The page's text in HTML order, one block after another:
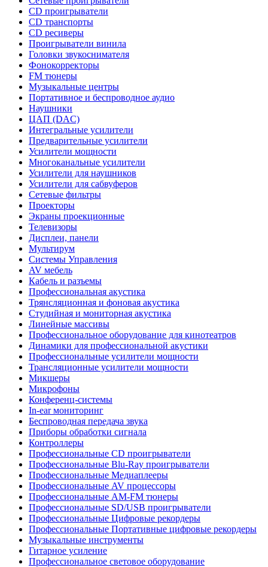
CD проигрыватели
CD транспорты
CD ресиверы
Проигрыватели винила
Головки звукоснимателя
Фонокорректоры
FM тюнеры
Музыкальные центры
Портативное и беспроводное аудио
Наушники
ЦАП (DAC)
Интегральные усилители
Предварительные усилители
Усилители мощности
Многоканальные усилители
Усилители для наушников
Усилители для сабвуферов
Сетевые фильтры
Проекторы
Экраны проекционные
Телевизоры
Дисплеи, панели
Мультирум
Системы Управления
AV мебель
Кабель и разъемы
Профессиональная акустика
Трянсляционная и фоновая акустика
Студийная и мониторная акустика
Линейные массивы
Профессиональное оборудование для кинотеатров
Динамики для профессиональной акустики
Профессиональные усилители мощности
Трансляционные усилители мощности
Микшеры
Микрофоны
Конференц-системы
In-ear мониторинг
Беспроводная передача звука
Приборы обработки сигнала
Контроллеры
Профессиональные СD проигрыватели
Профессиональные Blu-Ray проигрыватели
Профессиональные Медиаплееры
Профессиональные AV процессоры
Профессиональные AM-FM тюнеры
Профессиональные SD/USB проигрыватели
Профессиональные Цифровые рекордеры
Профессиональные Портативные цифровые рекордеры
Музыкальные инструменты
Гитарное усиление
Профессиональное световое оборудование